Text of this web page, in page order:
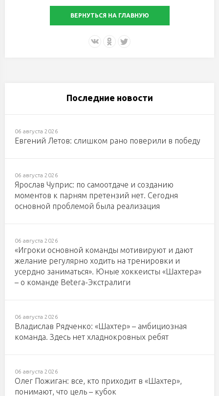
ВЕРНУТЬСЯ НА ГЛАВНУЮ
Последние новости
06 августа 2026
Евгений Летов: слишком рано поверили в победу
06 августа 2026
Ярослав Чуприс: по самоотдаче и созданию
моментов к парням претензий нет. Сегодня
основной проблемой была реализация
06 августа 2026
«Игроки основной команды мотивируют и дают
желание регулярно ходить на тренировки и
усердно заниматься». Юные хоккеисты «Шахтера»
– о команде Betera-Экстралиги
06 августа 2026
Владислав Рядченко: «Шахтер» – амбициозная
команда. Здесь нет хладнокровных ребят
06 августа 2026
Олег Пожиган: все, кто приходит в «Шахтер»,
понимают, что цель – кубок